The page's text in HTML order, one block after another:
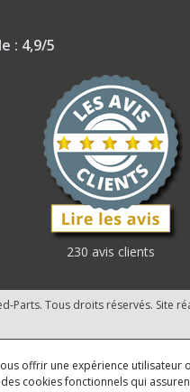
: 4,9/5
230 avis clients
Parts. Tous droits réservés. Site
offrir une expérience utilisateur
cookies fonctionnels qui